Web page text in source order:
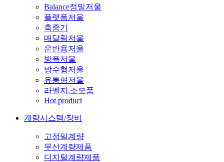
Balance정밀저울
플랫폼저울
축중기
매달림저울
운반용저울
방폭저울
방수형저울
유통형저울
라벨지,소모품
Hot product
계량시스템/장비
고정밀계량
무선계량제품
디지털계량제품